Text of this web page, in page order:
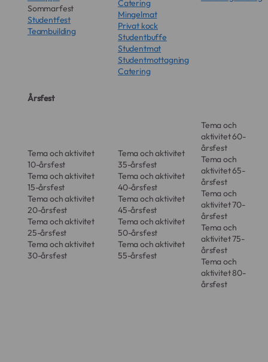
Sommarfest
Studentfest
Teambuilding
Catering
Mingelmat
Privat kock
Studentbuffe
Studentmat
Studentmottagning
Catering
Årsfest
Tema och aktivitet
10-årsfest
Tema och aktivitet
15-årsfest
Tema och aktivitet
20-årsfest
Tema och aktivitet
25-årsfest
Tema och aktivitet
30-årsfest
Tema och aktivitet
35-årsfest
Tema och aktivitet
40-årsfest
Tema och aktivitet
45-årsfest
Tema och aktivitet
50-årsfest
Tema och aktivitet
55-årsfest
Tema och
aktivitet 60-
årsfest
Tema och
aktivitet 65-
årsfest
Tema och
aktivitet 70-
årsfest
Tema och
aktivitet 75-
årsfest
Tema och
aktivitet 80-
årsfest